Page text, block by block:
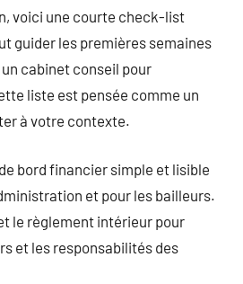
voici une courte check-list
guider les premières semaines
cabinet conseil pour
liste est pensée comme un
à votre contexte.
bord financier simple et lisible
et pour les bailleurs.
le règlement intérieur pour
et les responsabilités des